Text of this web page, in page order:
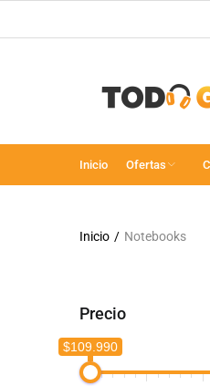
Inicio Ofertas
Inicio Notebooks
Precio
$109.990